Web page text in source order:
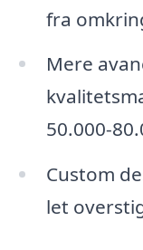
fra
Mere
50.000-
Custom
let